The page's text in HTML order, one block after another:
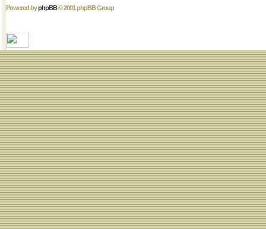
Powered byphpBB© 2001 phpBB Group